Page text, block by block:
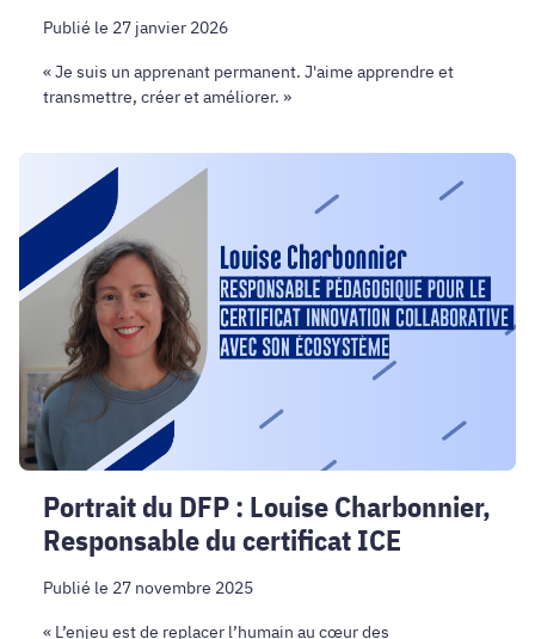
Publié le 27 janvier 2026
« Je suis un apprenant permanent. J'aime apprendre et
transmettre, créer et améliorer. »
Portrait
DFP
Louise
Charbonnier,
Responsable
du
certificat
ICE
Portrait du DFP : Louise Charbonnier,
Responsable du certificat ICE
Publié le 27 novembre 2025
« L’enjeu est de replacer l’humain au cœur des